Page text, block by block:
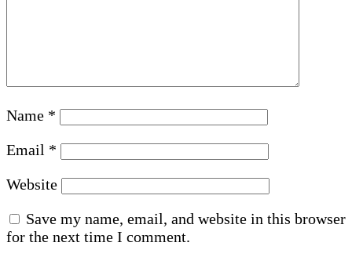
Name *
Email *
Website
Save my name, email, and website in this browser
for the next time I comment.